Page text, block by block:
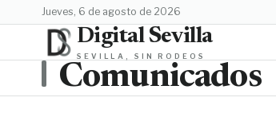
jueves, 6 de agosto de 2026
Digital Sevilla
SEVILLA, SIN RODEOS
Comunicados